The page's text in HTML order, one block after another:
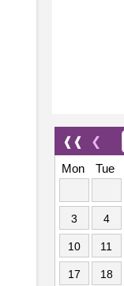
❰❰ ❮
Mon
Tue
3 4
10 11
17 18